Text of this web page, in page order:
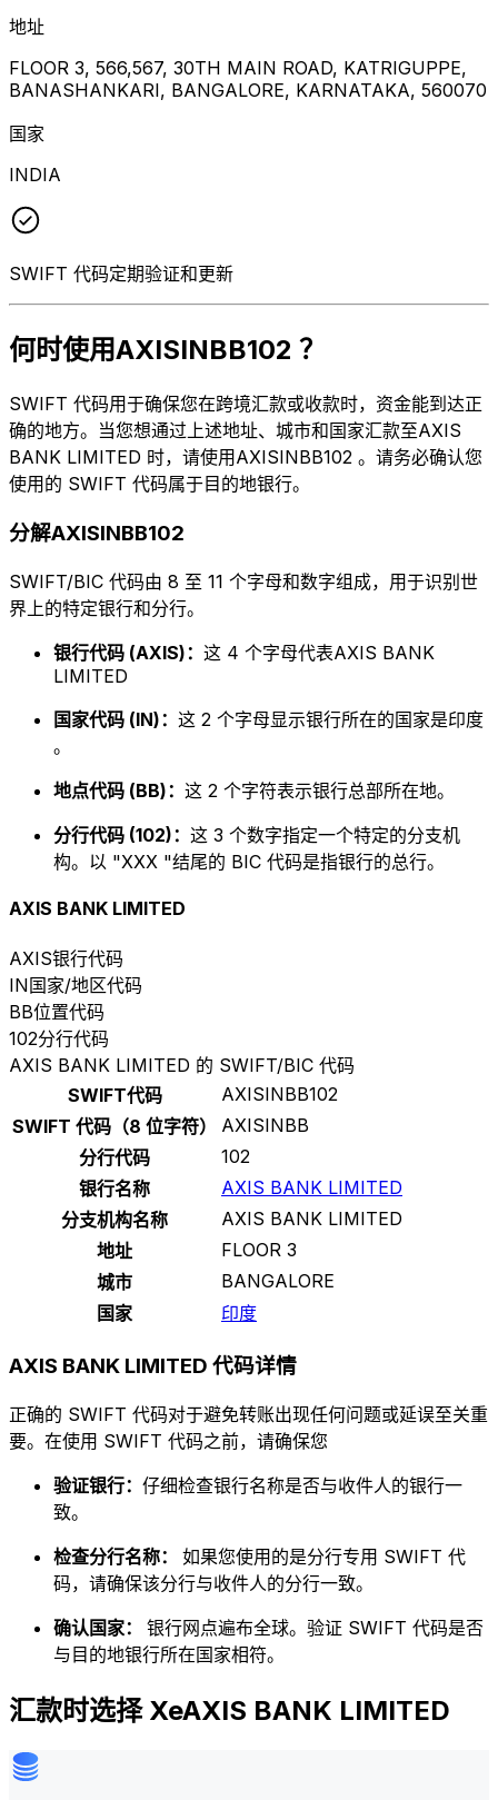
地址
FLOOR 3, 566,567, 30TH MAIN ROAD, KATRIGUPPE,
BANASHANKARI, BANGALORE, KARNATAKA, 560070
国家
INDIA
SWIFT 代码定期验证和更新
何时使用AXISINBB102 ？
SWIFT 代码用于确保您在跨境汇款或收款时，资金能到达正
确的地方。当您想通过上述地址、城市和国家汇款至AXIS
BANK LIMITED 时，请使用AXISINBB102 。请务必确认您
使用的 SWIFT 代码属于目的地银行。
分解AXISINBB102
SWIFT/BIC 代码由 8 至 11 个字母和数字组成，用于识别世
界上的特定银行和分行。
银行代码 (AXIS)： 这 4 个字母代表AXIS BANK
LIMITED
国家代码 (IN)： 这 2 个字母显示银行所在的国家是印度
。
地点代码 (BB)： 这 2 个字符表示银行总部所在地。
分行代码 (102)： 这 3 个数字指定一个特定的分支机
构。以 "XXX "结尾的 BIC 代码是指银行的总行。
AXIS BANK LIMITED
AXIS银行代码
IN国家/地区代码
BB位置代码
102分行代码
AXIS BANK LIMITED 的 SWIFT/BIC 代码
SWIFT代码
AXISINBB102
SWIFT 代码（8 位字符）
AXISINBB
分行代码
102
银行名称
AXIS BANK LIMITED
分支机构名称
AXIS BANK LIMITED
地址
FLOOR 3
城市
BANGALORE
国家
印度
AXIS BANK LIMITED 代码详情
正确的 SWIFT 代码对于避免转账出现任何问题或延误至关重
要。在使用 SWIFT 代码之前，请确保您
验证银行： 仔细检查银行名称是否与收件人的银行一
致。
检查分行名称： 如果您使用的是分行专用 SWIFT 代
码，请确保该分行与收件人的分行一致。
确认国家： 银行网点遍布全球。验证 SWIFT 代码是否
与目的地银行所在国家相符。
汇款时选择 XeAXIS BANK LIMITED